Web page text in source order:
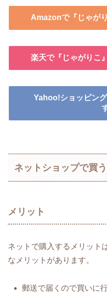
Amazonで『じゃが
楽天で『じゃがりこ
Yahoo!ショッピン
ネットショップで買
メリット
ネットで購入するメリット
なメリットがあります。
郵送で届くので買いに